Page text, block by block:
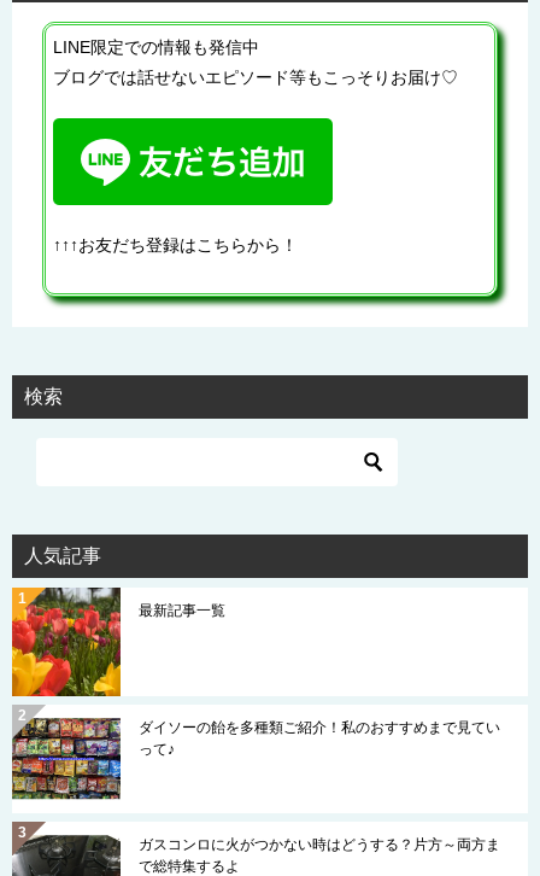
LINE限定での情報も発信中
ブログでは話せないエピソード等もこっそりお届け♡
↑↑↑お友だち登録はこちらから！
検索
人気記事
最新記事一覧
ダイソーの飴を多種類ご紹介！私のおすすめまで見てい
って♪
ガスコンロに火がつかない時はどうする？片方～両方ま
で総特集するよ